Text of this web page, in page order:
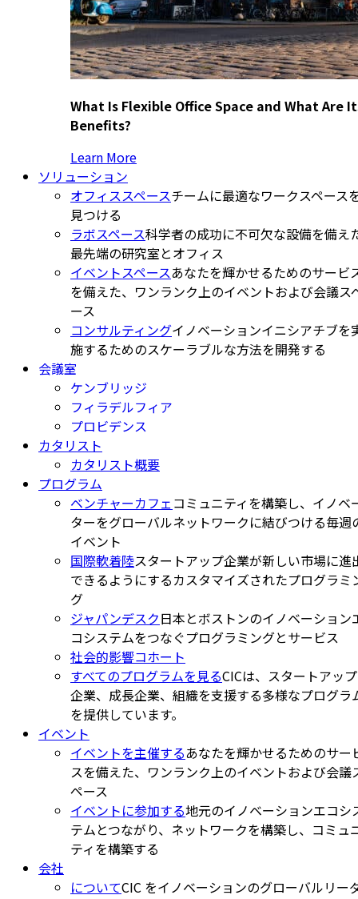
What Is Flexible Office Space and What Are
Benefits?
Learn More
ソリューション
オフィススペースチームに最適なワークスペース
見つける
ラボスペース科学者の成功に不可欠な設備を備え
最先端の研究室とオフィス
イベントスペースあなたを輝かせるためのサービ
を備えた、ワンランク上のイベントおよび会議ス
ース
コンサルティングイノベーションイニシアチブを
施するためのスケーラブルな方法を開発する
会議室
ケンブリッジ
フィラデルフィア
プロビデンス
カタリスト
カタリスト概要
プログラム
ベンチャーカフェコミュニティを構築し、イノベ
ターをグローバルネットワークに結びつける毎週
イベント
国際軟着陸スタートアップ企業が新しい市場に進
できるようにするカスタマイズされたプログラミ
グ
ジャパンデスク日本とボストンのイノベーション
コシステムをつなぐプログラミングとサービス
社会的影響コホート
すべてのプログラムを見るCICは、スタートアップ
企業、成長企業、組織を支援する多様なプログラ
を提供しています。
イベント
イベントを主催するあなたを輝かせるためのサー
スを備えた、ワンランク上のイベントおよび会議
ペース
イベントに参加する地元のイノベーションエコシ
テムとつながり、ネットワークを構築し、コミュ
ティを構築する
会社
についてCIC をイノベーションのグローバルリー